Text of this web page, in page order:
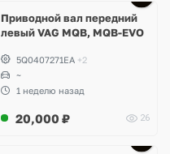
Приводной вал передний
левый VAG MQB, MQB-EVO
5Q0407271EA +2
~
1 неделю назад
20,000 ₽ 26